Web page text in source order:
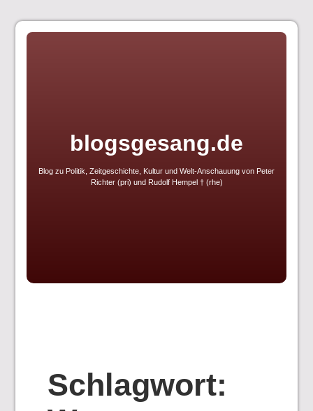
Skip
blogsgesang.de
Blog zu Politik, Zeitgeschichte, Kultur und Welt-Anschauung von Peter
Richter (pri) und Rudolf Hempel † (rhe)
Schlagwort: